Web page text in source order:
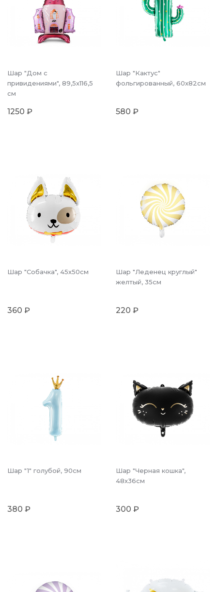
Шар "Дом с
привидениями", 89,5x116,5
см
1250 ₽
Шар "Кактус"
фольгированный, 60x82см
580 ₽
Шар "Собачка", 45х50см
360 ₽
Шар "Леденец круглый"
желтый, 35см
220 ₽
Шар "1" голубой, 90см
380 ₽
Шар "Черная кошка",
48x36см
300 ₽